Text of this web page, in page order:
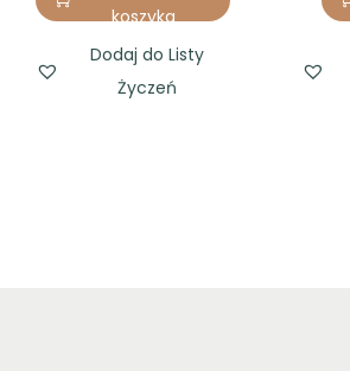
koszyka
Dodaj do Listy
Życzeń